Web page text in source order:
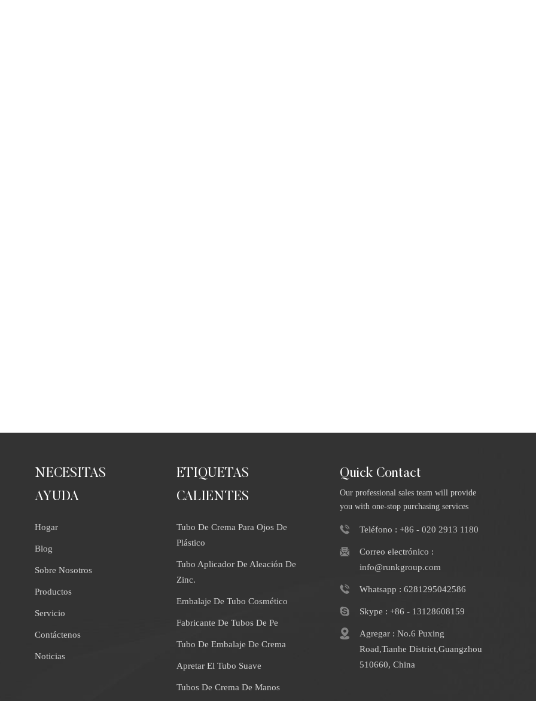
NECESITAS
AYUDA
Hogar
Blog
Sobre Nosotros
Productos
Servicio
Contáctenos
Noticias
ETIQUETAS
CALIENTES
Tubo De Crema Para Ojos De
Plástico
Tubo Aplicador De Aleación De
Zinc.
Embalaje De Tubo Cosmético
Fabricante De Tubos De Pe
Tubo De Embalaje De Crema
Apretar El Tubo Suave
Tubos De Crema De Manos
Quick Contact
Our professional sales team will provide
you with one-stop purchasing services
Teléfono : +86 - 020 2913 1180
Correo electrónico :
info@runkgroup.com
Whatsapp : 6281295042586
Skype : +86 - 13128608159
Agregar : No.6 Puxing
Road,Tianhe District,Guangzhou
510660, China